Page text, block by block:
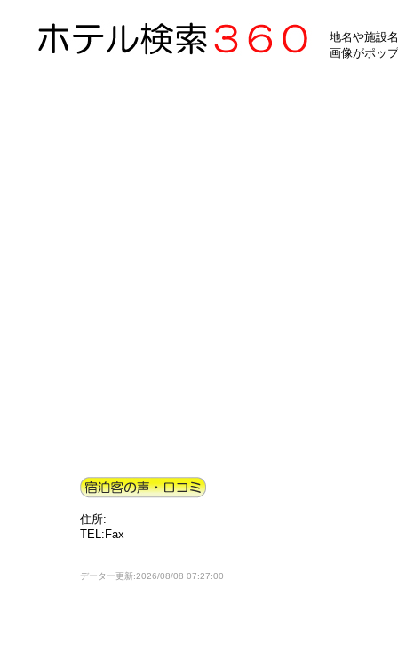
地名や施設
画像がポッ
住所:
TEL:Fax
データー更新:2026/08/08 07:27:00